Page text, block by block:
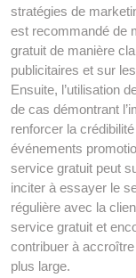
stratégies de
est recommandé de
gratuit de manière
publicitaires et sur
Ensuite, l’utilisation
de cas démontrant
renforcer la
événements
service gratuit peut
inciter à essayer le
régulière avec la
service gratuit et
contribuer à accroître
plus large.